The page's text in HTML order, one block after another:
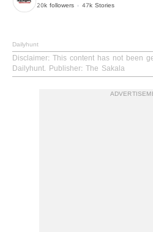
20k followers 47k Stories
Dailyhunt
Disclaimer: This content has not been
Dailyhunt. Publisher: The Sakala